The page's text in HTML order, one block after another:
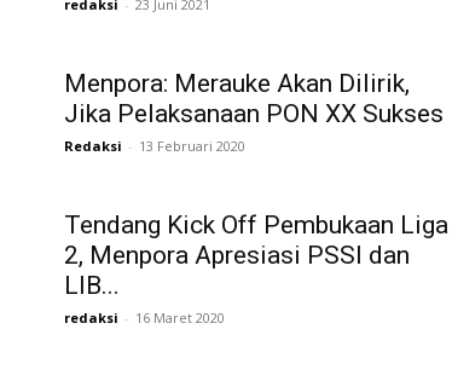
redaksi - 23 Juni 2021
Menpora: Merauke Akan Dilirik,
Jika Pelaksanaan PON XX Sukses
Redaksi - 13 Februari 2020
Tendang Kick Off Pembukaan Liga
2, Menpora Apresiasi PSSI dan
LIB...
redaksi - 16 Maret 2020